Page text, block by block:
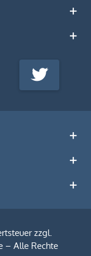
Twitter
zzgl.
– Alle Rechte